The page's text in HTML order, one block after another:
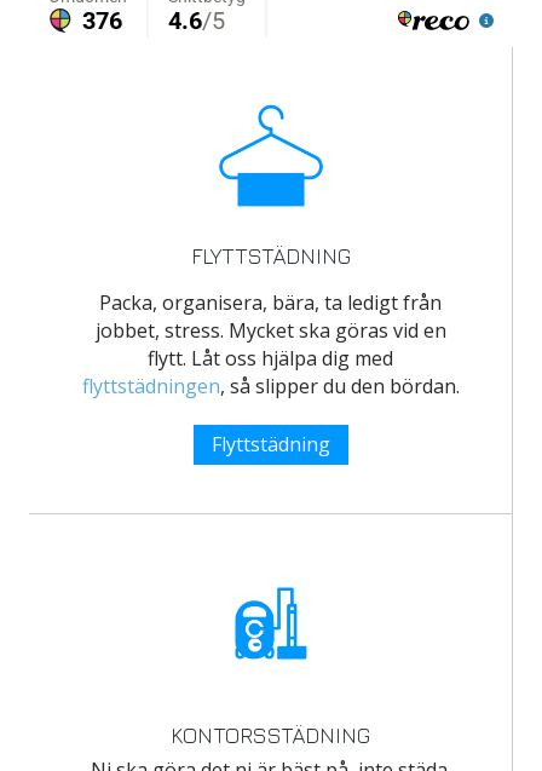
FLYTTSTÄDNING
Packa, organisera, bära, ta ledigt från
jobbet, stress. Mycket ska göras vid en
flytt. Låt oss hjälpa dig med
flyttstädningen, så slipper du den bördan.
Flyttstädning
KONTORSSTÄDNING